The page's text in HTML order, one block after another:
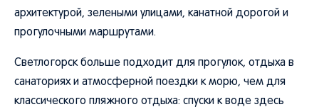
архитектурой, зелеными улицами, канатной дорогой и
прогулочными маршрутами.
Светлогорск больше подходит для прогулок, отдыха в
санаториях и атмосферной поездки к морю, чем для
классического пляжного отдыха: спуски к воде здесь